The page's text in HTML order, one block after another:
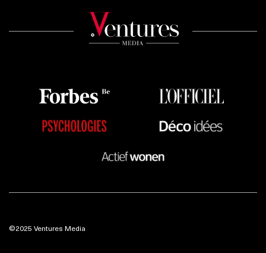
©2025 Ventures Media